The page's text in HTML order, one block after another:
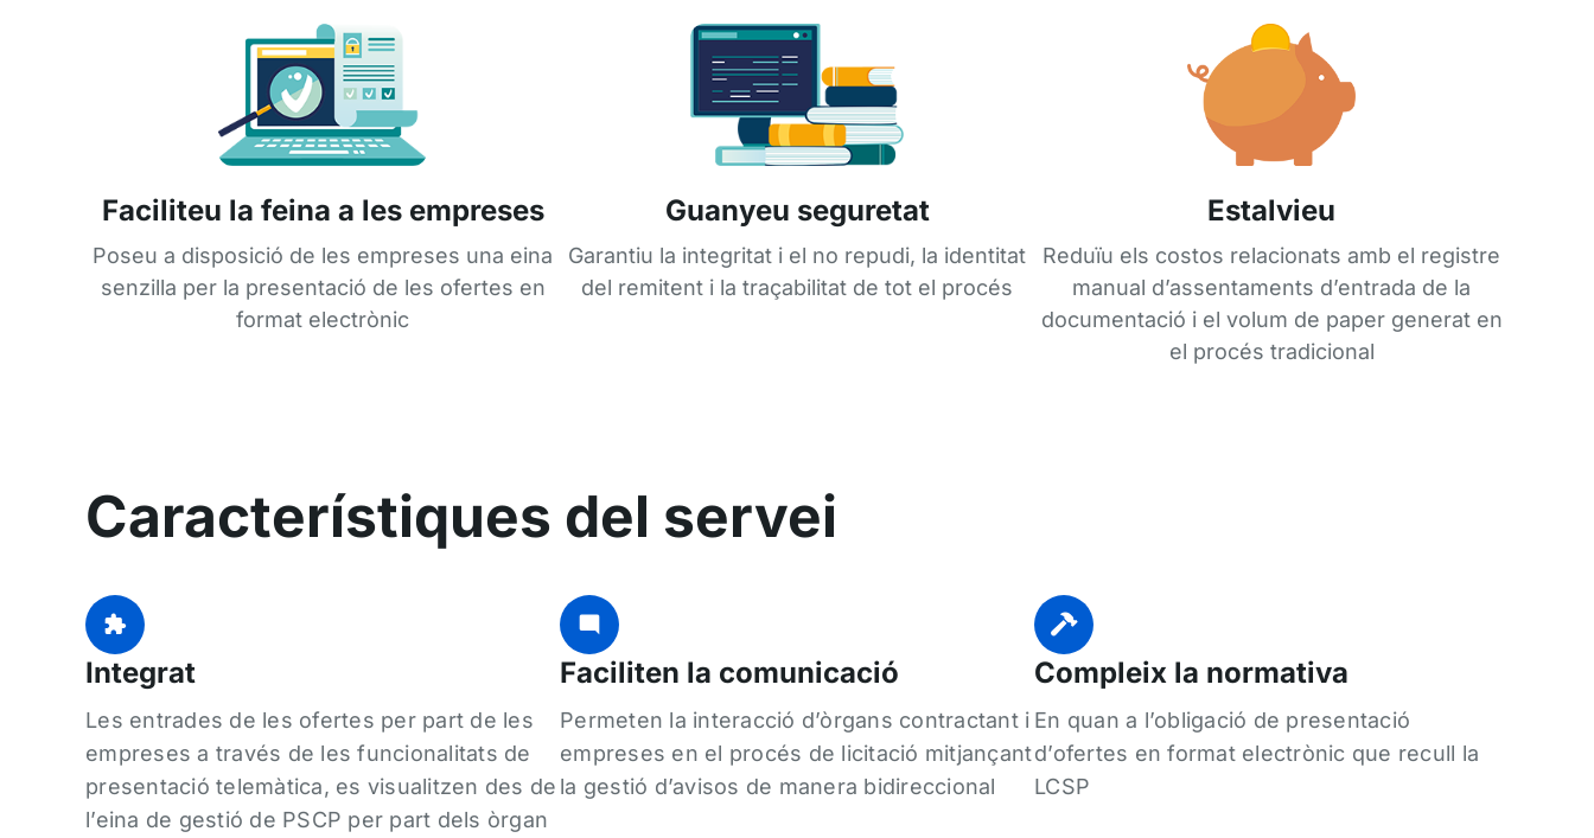
Faciliteu la feina a les empreses
Poseu a disposició de les empreses una eina
senzilla per la presentació de les ofertes en
format electrònic
Guanyeu seguretat
Garantiu la integritat i el no repudi, la identitat
del remitent i la traçabilitat de tot el procés
Estalvieu
Reduïu els costos relacionats amb el registre
manual d’assentaments d’entrada de la
documentació i el volum de paper generat en
el procés tradicional
Característiques del servei
Integrat
Les entrades de les ofertes per part de les
empreses a través de les funcionalitats de
presentació telemàtica, es visualitzen des de
l’eina de gestió de PSCP per part dels òrgan
Faciliten la comunicació
Permeten la interacció d’òrgans contractant i
empreses en el procés de licitació mitjançant
la gestió d’avisos de manera bidireccional
Compleix la normativa
En quan a l’obligació de presentació
d’ofertes en format electrònic que recull la
LCSP